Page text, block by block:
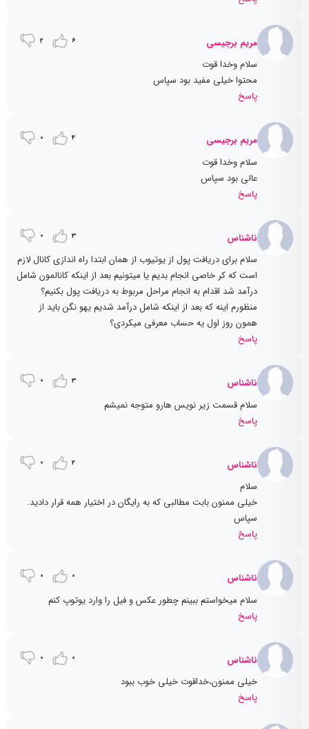
مریم برجیسی 6
2
سلام و‌خدا قوت
محتوا خیلی مفید بود سپاس
پاسخ
مریم برجیسی 4
0
سلام و‌خدا قوت
عالی بود سپاس
پاسخ
ناشناس 3
0
سلام برای دریافت پول از یوتیوب از همان ابتدا راه اندازی کانال لازم
است که کر خاصی انجام بدیم یا میتونیم بعد از اینکه کانالمون شامل
درآمد شد اقدام به انجام مراحل مربوط به دریافت پول بکنیم؟
منظورم اینه که بعد از اینکه شامل درآمد شدیم یهو نگن باید از
همون روز اول یه حساب معرفی میکردی؟
پاسخ
ناشناس 3
0
سلام قسمت زیر نویس هارو متوجه نمیشم
پاسخ
ناشناس 2
0
سلام
خیلی ممنون بابت مطالبی که به رایگان در اختیار همه قرار دادید.
سپاس
پاسخ
ناشناس 0
0
سلام میخواستم ببینم چطور عکس و فیل را وارد یوتوپ کنم
پاسخ
ناشناس 0
0
خیلی ممنون،خداقوت خیلی خوب ببود
پاسخ